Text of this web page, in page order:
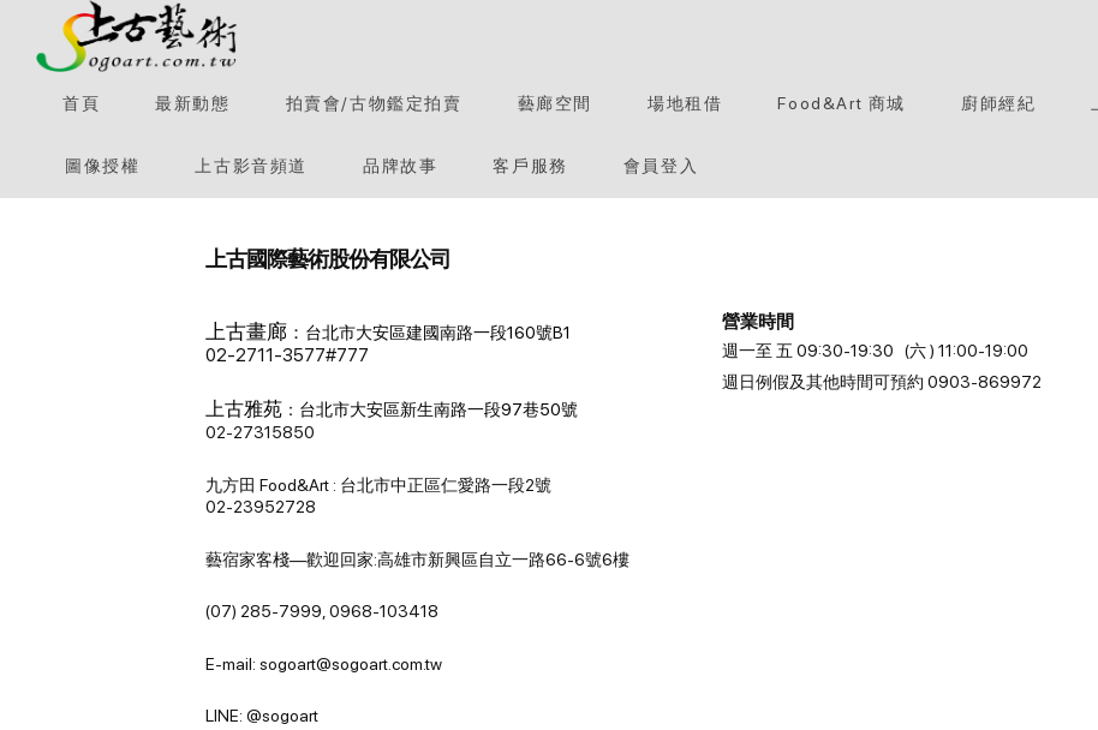
首頁 最新動態 拍賣會/古物鑑定拍賣 藝廊空間 場地租借 Food&Art 商城 廚師經紀
圖像授權 上古影音頻道 品牌故事 客戶服務 會員登入
上古國際藝術股份有限公司
上古畫廊 ： 台北市大安區建國南路一段160號B1
02-2711-3577#777
上古雅苑 ： 台北市大安區新生南路一段97巷50號
02-27315850
九方田 Food&Art : 台北市中正區仁愛路一段2號
02-23952728
藝宿家客棧—歡迎回家:高雄市新興區自立一路66-6號6樓
(07) 285-7999, 0968-103418
E-mail: sogoart@sogoart.com.tw
LINE: @sogoart
營業時間
週一至 五 09:30-19:30 (六 ) 11:00-19:00
週日例假及其他時間可預約 0903-869972